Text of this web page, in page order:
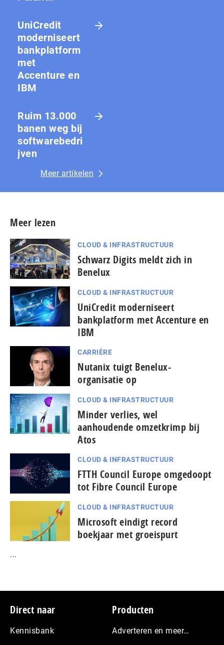
UniCredit
moderniseert
bankplatform
met
Accenture en
IBM
Ruim 13.000
banen weg bij
softwarebedri
jven
Meer artikelen
Meer lezen
CLOUD & INFRASTRUCTUUR
Schwarz Digits meldt zich in
Benelux
CLOUD & INFRASTRUCTUUR
UniCredit moderniseert
bankplatform met Accenture en
IBM
CARRIÈRE
Nutanix tuigt Benelux-
organisatie op
CLOUD & INFRASTRUCTUUR
Minder verlies, wel
aanhoudende omzetkrimp bij
Atos
CLOUD & INFRASTRUCTUUR
FTTH Council Europe omgedoopt
tot Fibre Council Europe
CLOUD & INFRASTRUCTUUR
Microsoft eindigt record
boekjaar met groeispurt
...
Footer
Direct naar
Kennisbank
Producten
Adverteren en meer…